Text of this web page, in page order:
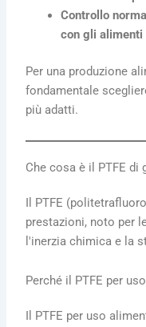
Controllo
con gli alimenti
Per una produzione
fondamentale
più adatti.
Che cosa è il PTFE di
Il PTFE
prestazioni, noto per
l'inerzia chimica e la
Perché il PTFE per
Il PTFE per uso